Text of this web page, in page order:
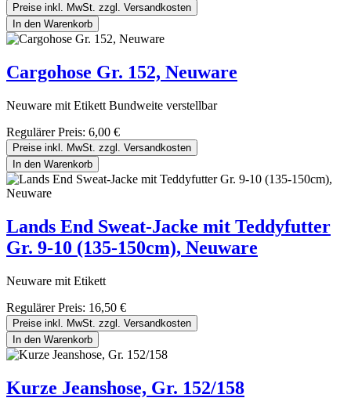
Preise inkl. MwSt. zzgl. Versandkosten
In den Warenkorb
Cargohose Gr. 152, Neuware
Neuware mit Etikett Bundweite verstellbar
Regulärer Preis: 6,00 €
Preise inkl. MwSt. zzgl. Versandkosten
In den Warenkorb
Lands End Sweat-Jacke mit Teddyfutter
Gr. 9-10 (135-150cm), Neuware
Neuware mit Etikett
Regulärer Preis: 16,50 €
Preise inkl. MwSt. zzgl. Versandkosten
In den Warenkorb
Kurze Jeanshose, Gr. 152/158